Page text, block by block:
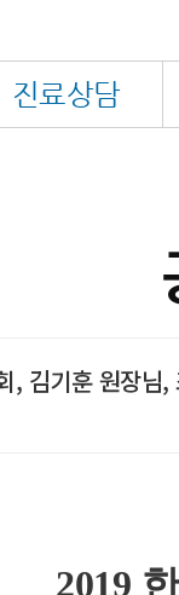
진료상담
, 김기훈 원장님
2019